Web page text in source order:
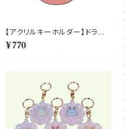
【アクリルキーホルダー】ドラゴ
ン・メラ
¥770